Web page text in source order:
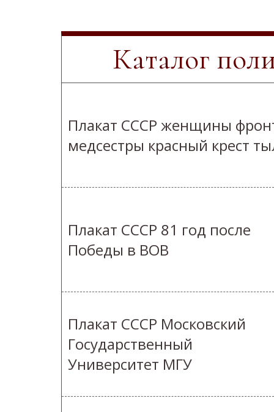
Каталог
Плакат СССР женщины
медсестры красный крест
Плакат СССР 81 год после
Победы в ВОВ
Плакат СССР Московский
Государственный
Университет МГУ